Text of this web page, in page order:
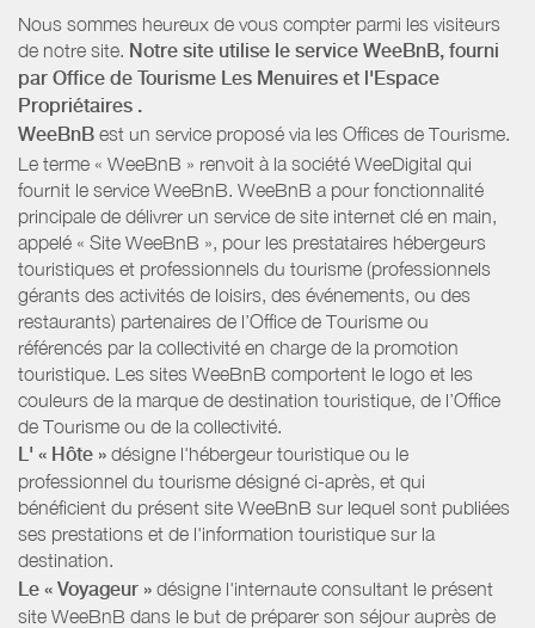
Nous sommes heureux de vous compter parmi les visiteurs
de notre site. Notre site utilise le service WeeBnB, fourni
par Office de Tourisme Les Menuires et l'Espace
Propriétaires .
WeeBnB est un service proposé via les Offices de Tourisme.
Le terme « WeeBnB » renvoit à la société WeeDigital qui
fournit le service WeeBnB. WeeBnB a pour fonctionnalité
principale de délivrer un service de site internet clé en main,
appelé « Site WeeBnB », pour les prestataires hébergeurs
touristiques et professionnels du tourisme (professionnels
gérants des activités de loisirs, des événements, ou des
restaurants) partenaires de l’Office de Tourisme ou
référencés par la collectivité en charge de la promotion
touristique. Les sites WeeBnB comportent le logo et les
couleurs de la marque de destination touristique, de l’Office
de Tourisme ou de la collectivité.
L' « Hôte » désigne l'hébergeur touristique ou le
professionnel du tourisme désigné ci-après, et qui
bénéficient du présent site WeeBnB sur lequel sont publiées
ses prestations et de l'information touristique sur la
destination.
Le « Voyageur » désigne l'internaute consultant le présent
site WeeBnB dans le but de préparer son séjour auprès de